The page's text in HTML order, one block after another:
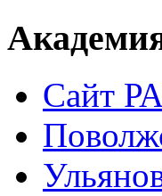
Сайт